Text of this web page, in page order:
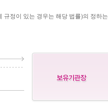
규정이 있는 경우는 해당 법률)의 정하는